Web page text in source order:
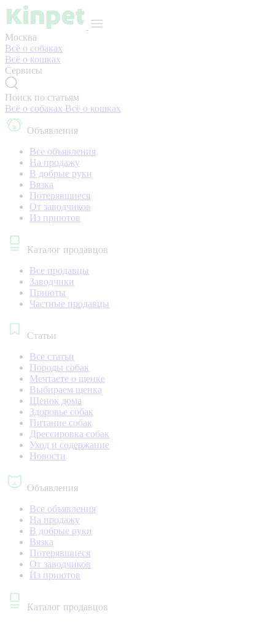
Москва
Всё о собаках
Всё о кошках
Сервисы
Поиск по статьям
Всё о собаках Всё о кошках
Объявления
Все объявления
На продажу
В добрые руки
Вязка
Потерявшиеся
От заводчиков
Из приютов
Каталог продавцов
Все продавцы
Заводчики
Приюты
Частные продавцы
Статьи
Все статьи
Породы собак
Мечтаете о щенке
Выбираем щенка
Щенок дома
Здоровье собак
Питание собак
Дрессировка собак
Уход и содержание
Новости
Объявления
Все объявления
На продажу
В добрые руки
Вязка
Потерявшиеся
От заводчиков
Из приютов
Каталог продавцов